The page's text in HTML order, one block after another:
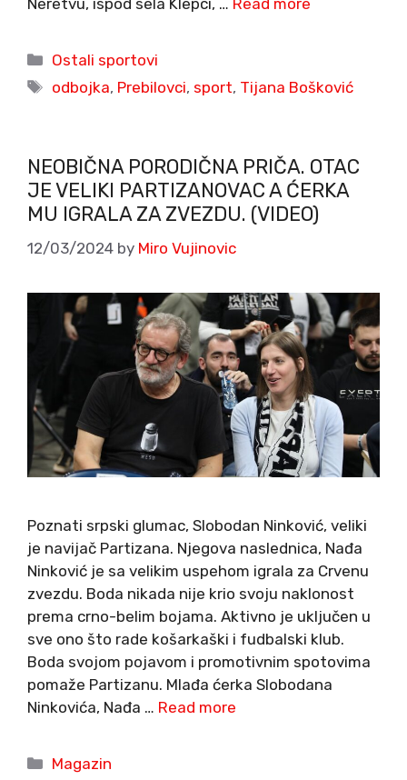
Neretvu, ispod sela Klepci, … Read more
Categories
Ostali sportovi
Tags
odbojka, Prebilovci, sport, Tijana Bošković
NEOBIČNA PORODIČNA PRIČA. OTAC
JE VELIKI PARTIZANOVAC A ĆERKA
MU IGRALA ZA ZVEZDU. (VIDEO)
12/03/2024 by Miro Vujinovic
Poznati srpski glumac, Slobodan Ninković, veliki
je navijač Partizana. Njegova naslednica, Nađa
Ninković je sa velikim uspehom igrala za Crvenu
zvezdu. Boda nikada nije krio svoju naklonost
prema crno-belim bojama. Aktivno je uključen u
sve ono što rade košarkaški i fudbalski klub.
Boda svojom pojavom i promotivnim spotovima
pomaže Partizanu. Mlađa ćerka Slobodana
Ninkovića, Nađa … Read more
Categories
Magazin